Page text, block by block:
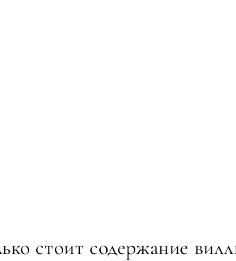
стоит содержание